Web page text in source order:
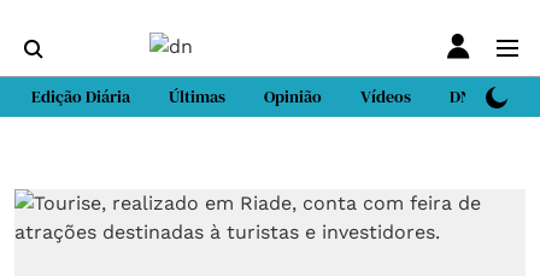
Edição Diária Últimas Opinião Vídeos DN Sport